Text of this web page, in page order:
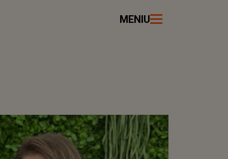
MENIU